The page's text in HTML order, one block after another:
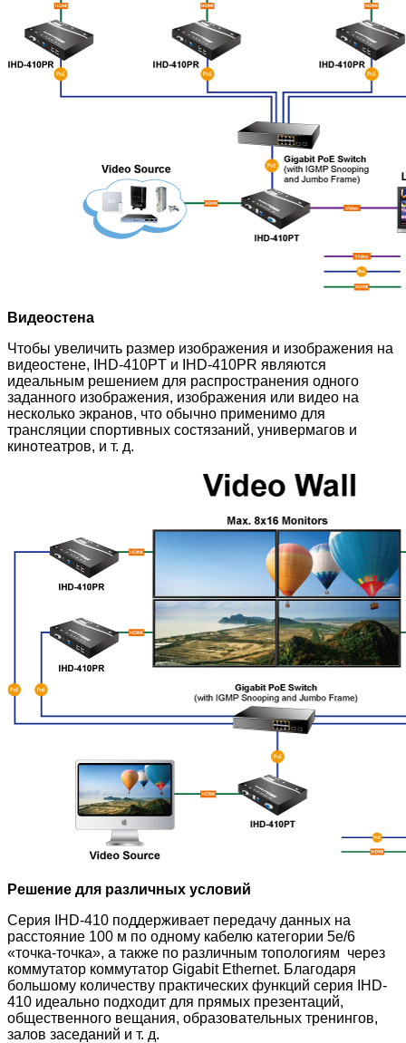
Видеостена
Чтобы увеличить размер изображения и изображения на
видеостене, IHD-410PT и IHD-410PR являются
идеальным решением для распространения одного
заданного изображения, изображения или видео на
несколько экранов, что обычно применимо для
трансляции спортивных состязаний, универмагов и
кинотеатров, и т. д.
Решение для различных условий
Серия IHD-410 поддерживает передачу данных на
расстояние 100 м по одному кабелю категории 5e/6
«точка-точка», а также по различным топологиям через
коммутатор коммутатор Gigabit Ethernet. Благодаря
большому количеству практических функций серия IHD-
410 идеально подходит для прямых презентаций,
общественного вещания, образовательных тренингов,
залов заседаний и т. д.